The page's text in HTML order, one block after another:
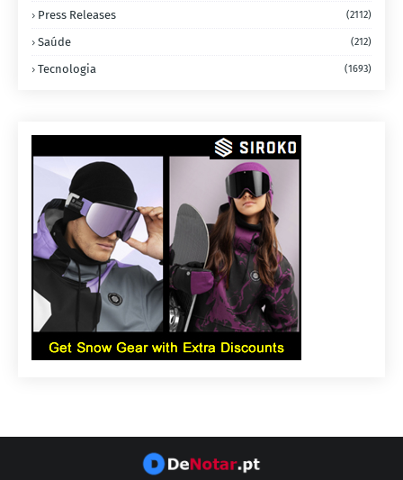
Press Releases (2112)
Saúde (212)
Tecnologia (1693)